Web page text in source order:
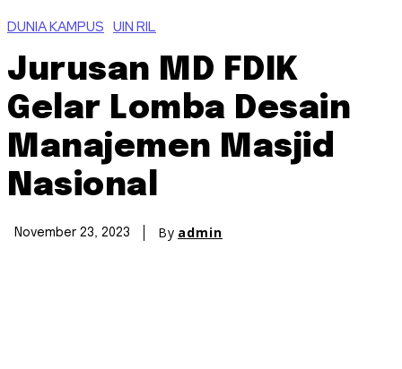
DUNIA KAMPUS UIN RIL
Jurusan MD FDIK
Gelar Lomba Desain
Manajemen Masjid
Nasional
November 23, 2023 By admin